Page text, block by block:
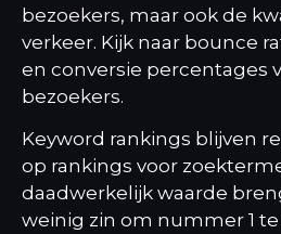
bezoekers, maar ook de
verkeer. Kijk naar bounce
en conversie percentages
bezoekers.
Keyword rankings blijven
op rankings voor
daadwerkelijk waarde
weinig zin om nummer 1